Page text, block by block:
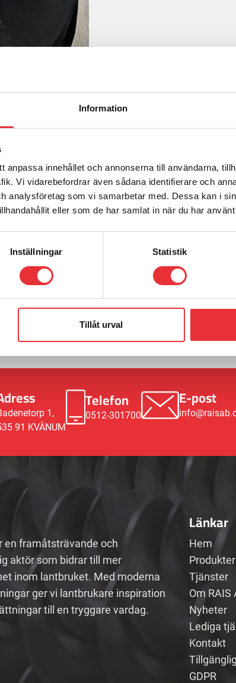
Information
anpassa innehållet och annonserna till användarna,
Vi vidarebefordrar även sådana identifierare och
analysföretag som vi samarbetar med. Dessa kan i
eller som de har samlat in när du har
Inställningar Statistik
Tillåt urval
0512-301700
1,
91 KVÄNUM
Telefon
0512-301700
E-post
en framåtsträvande och
aktör som bidrar till mer
inom lantbruket. Med moderna
ger vi lantbrukare inspiration
till en tryggare vardag.
Länkar
Hem
Produkter
Tjänster
Om RAIS
Nyheter
Lediga
Kontakt
GDPR